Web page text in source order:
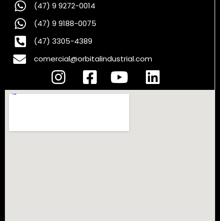
(47) 9 9272-0014
(47) 9 9188-0075
(47) 3305-4389
comercial@orbitalindustrial.com